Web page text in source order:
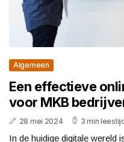
Algemeen
Een effectieve
voor MKB
28 mei 2024 3 min
In de huidige digitale wereld